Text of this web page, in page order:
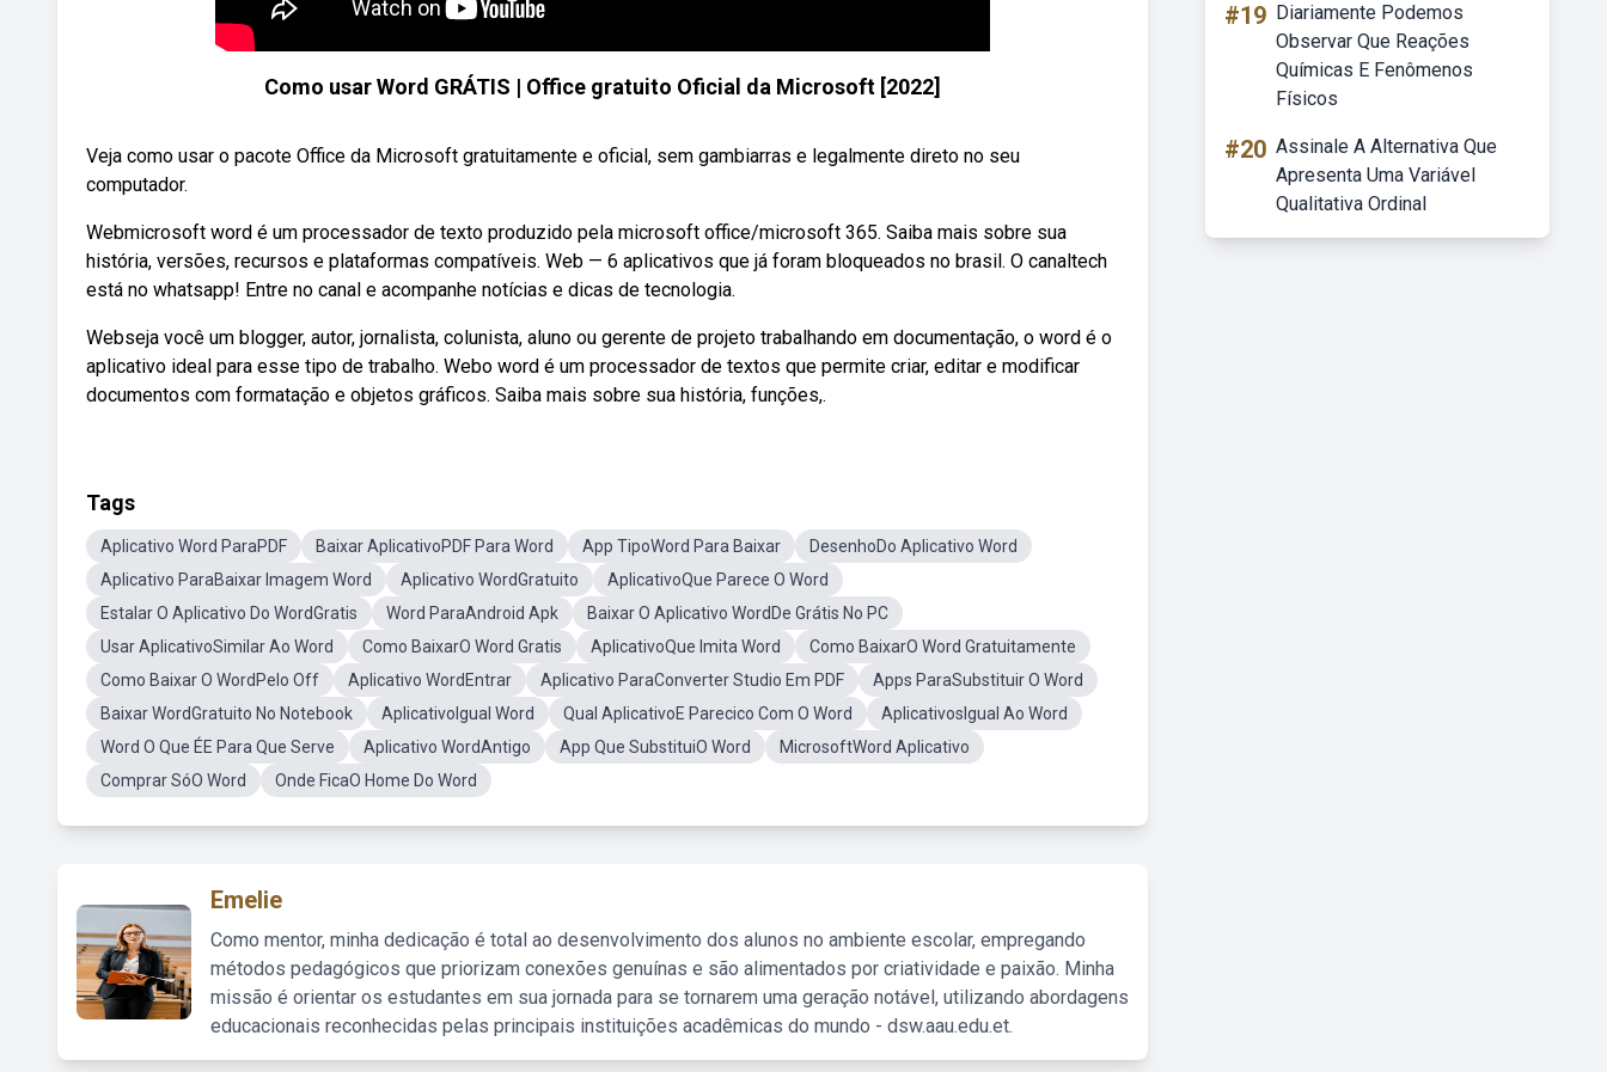
Como usar Word GRÁTIS | Office gratuito Oficial da Microsoft [2022]
Veja como usar o pacote Office da Microsoft gratuitamente e oficial, sem gambiarras e legalmente direto no seu
computador.
Webmicrosoft word é um processador de texto produzido pela microsoft office/microsoft 365. Saiba mais sobre sua
história, versões, recursos e plataformas compatíveis. Web — 6 aplicativos que já foram bloqueados no brasil. O canaltech
está no whatsapp! Entre no canal e acompanhe notícias e dicas de tecnologia.
Webseja você um blogger, autor, jornalista, colunista, aluno ou gerente de projeto trabalhando em documentação, o word é o
aplicativo ideal para esse tipo de trabalho. Webo word é um processador de textos que permite criar, editar e modificar
documentos com formatação e objetos gráficos. Saiba mais sobre sua história, funções,.
Tags
Aplicativo Word ParaPDF Baixar AplicativoPDF Para Word App TipoWord Para Baixar
DesenhoDo Aplicativo Word
Aplicativo ParaBaixar Imagem Word
Aplicativo WordGratuito
AplicativoQue Parece O Word
Estalar O Aplicativo Do WordGratis
Word ParaAndroid Apk
Baixar O Aplicativo WordDe Grátis No PC
Usar AplicativoSimilar Ao Word
Como BaixarO Word Gratis AplicativoQue Imita Word
Como BaixarO Word Gratuitamente
Como Baixar O WordPelo Off
Aplicativo WordEntrar Aplicativo ParaConverter Studio Em PDF
Apps ParaSubstituir O Word
Baixar WordGratuito No Notebook
AplicativoIgual Word Qual AplicativoE Parecico Com O Word
AplicativosIgual Ao Word
Word O Que ÉE Para Que Serve
Aplicativo WordAntigo App Que SubstituiO Word
MicrosoftWord Aplicativo
Comprar SóO Word
Onde FicaO Home Do Word
Emelie
Como mentor, minha dedicação é total ao desenvolvimento dos alunos no ambiente escolar, empregando
métodos pedagógicos que priorizam conexões genuínas e são alimentados por criatividade e paixão. Minha
missão é orientar os estudantes em sua jornada para se tornarem uma geração notável, utilizando abordagens
educacionais reconhecidas pelas principais instituições acadêmicas do mundo - dsw.aau.edu.et.
#19 Diariamente Podemos
Observar Que Reações
Químicas E Fenômenos
Físicos
#20 Assinale A Alternativa Que
Apresenta Uma Variável
Qualitativa Ordinal